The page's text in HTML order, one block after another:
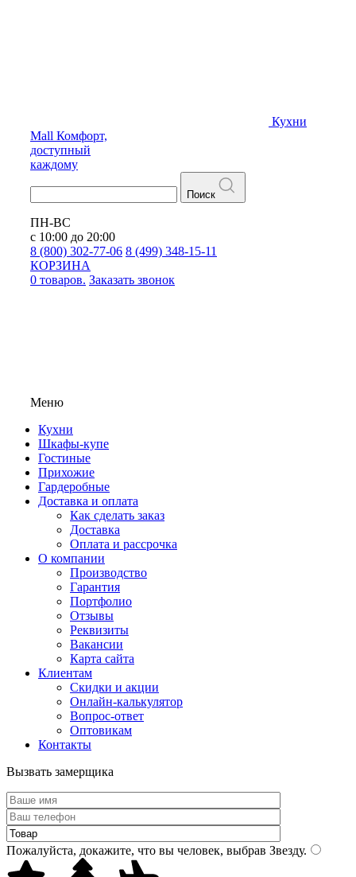
Кухни
Mall Комфорт,
доступный
каждому
Поиск
ПН-ВС
с 10:00 до 20:00
8 (800) 302-77-06 8 (499) 348-15-11
КОРЗИНА
0 товаров. Заказать звонок
Меню
Кухни
Шкафы-купе
Гостиные
Прихожие
Гардеробные
Доставка и оплата
Как сделать заказ
Доставка
Оплата и рассрочка
О компании
Производство
Гарантия
Портфолио
Отзывы
Реквизиты
Вакансии
Карта сайта
Клиентам
Скидки и акции
Онлайн-калькулятор
Вопрос-ответ
Оптовикам
Контакты
Вызвать замерщика
Пожалуйста, докажите, что вы человек, выбрав Звезду.